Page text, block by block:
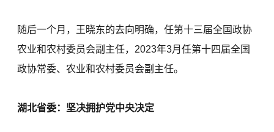
随后一个月，王晓东的去向明确，任第十三届全国政协
农业和农村委员会副主任，2023年3月任第十四届全国
政协常委、农业和农村委员会副主任。
湖北省委：坚决拥护党中央决定